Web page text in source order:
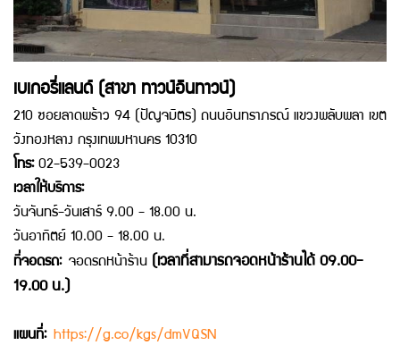
เบเกอรี่แลนด์ (สาขา ทาวน์อินทาวน์)
210 ซอยลาดพร้าว 94 (ปัญจมิตร) ถนนอินทราภรณ์ แขวงพลับพลา เขต
วังทองหลาง กรุงเทพมหานคร 10310
โทร:02-539-0023
เวลาให้บริการ:
วันจันทร์-วันเสาร์ 9.00 - 18.00 น.
วันอาทิตย์ 10.00 - 18.00 น.
ที่จอดรถ: จอดรถหน้าร้าน (เวลาที่สามารถจอดหน้าร้านได้ 09.00-
19.00 น.)
แผนที่: https://g.co/kgs/dmVQSN